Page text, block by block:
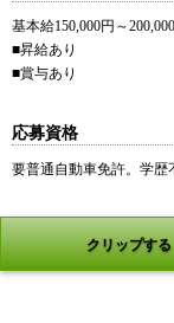
基本給150,000円～
■昇給あり
■賞与あり
応募資格
要普通自動車免許。学歴
クリップする